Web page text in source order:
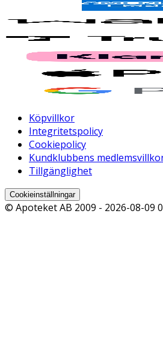
Köpvillkor
Integritetspolicy
Cookiepolicy
Kundklubbens
Tillgänglighet
Cookieinställningar
© Apoteket AB 2009 - 2026-08-09